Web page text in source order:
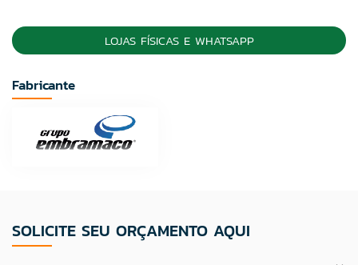
LOJAS FÍSICAS E WHATSAPP
Fabricante
SOLICITE SEU ORÇAMENTO AQUI